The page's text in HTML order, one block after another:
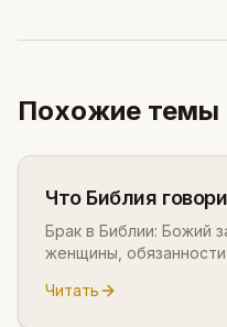
Похожие темы
Что Библия
Брак в Библии: Божий
женщины,
Читать